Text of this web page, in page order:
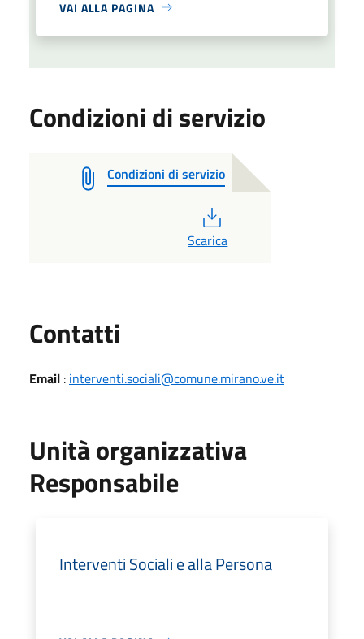
VAI ALLA PAGINA
Condizioni di servizio
Condizioni di servizio
Scarica
Contatti
Email : interventi.sociali@comune.mirano.ve.it
Unità organizzativa
Responsabile
Interventi Sociali e alla Persona